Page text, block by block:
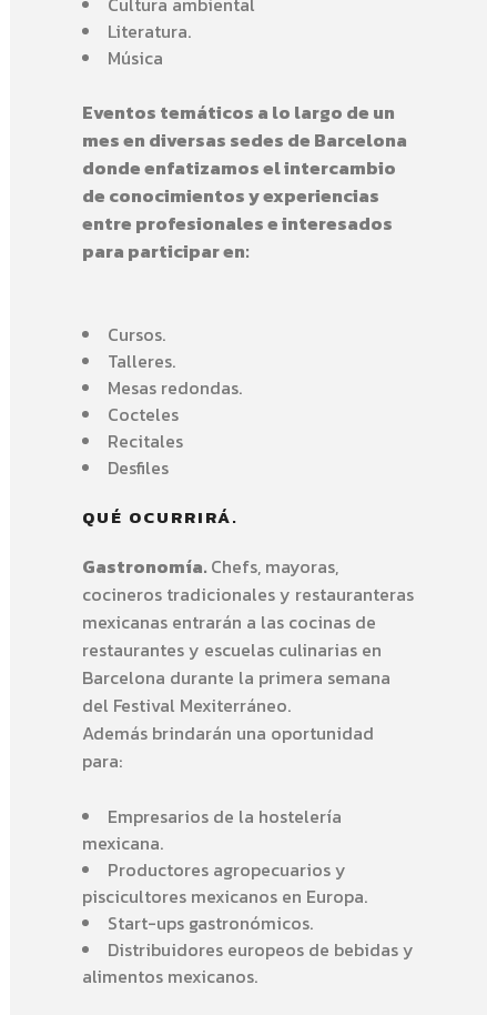
Literatura.
Música
Eventos temáticos a lo largo de un
mes en diversas sedes de Barcelona
donde enfatizamos el intercambio
de conocimientos y experiencias
entre profesionales e interesados
para participar en:
Cursos.
Talleres.
Mesas redondas.
Cocteles
Recitales
Desfiles
QUÉ OCURRIRÁ.
Gastronomía. Chefs, mayoras,
cocineros tradicionales y restauranteras
mexicanas entrarán a las cocinas de
restaurantes y escuelas culinarias en
Barcelona durante la primera semana
del Festival Mexiterráneo.
Además brindarán una oportunidad
para:
Empresarios de la hostelería
mexicana.
Productores agropecuarios y
piscicultores mexicanos en Europa.
Start-ups gastronómicos.
Distribuidores europeos de bebidas y
alimentos mexicanos.